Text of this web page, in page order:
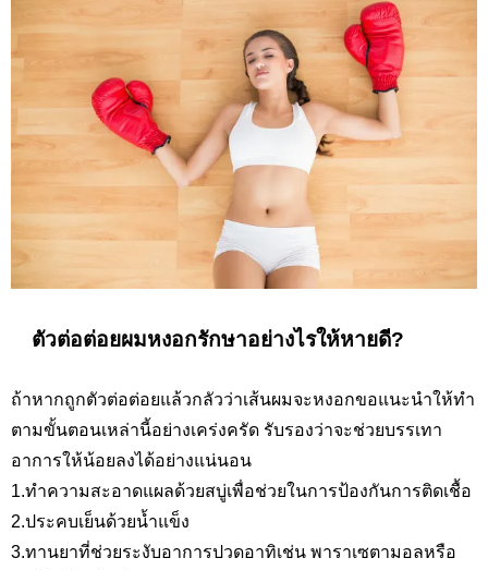
ตัวต่อต่อยผมหงอกรักษาอย่างไรให้หายดี?
ถ้าหากถูกตัวต่อต่อยแล้วกลัวว่าเส้นผมจะหงอกขอแนะนำให้ทำ
ตามขั้นตอนเหล่านี้อย่างเคร่งครัด รับรองว่าจะช่วยบรรเทา
อาการให้น้อยลงได้อย่างแน่นอน
1.ทำความสะอาดแผลด้วยสบู่เพื่อช่วยในการป้องกันการติดเชื้อ
2.ประคบเย็นด้วยน้ำแข็ง
3.ทานยาที่ช่วยระงับอาการปวดอาทิเช่น พาราเซตามอลหรือ